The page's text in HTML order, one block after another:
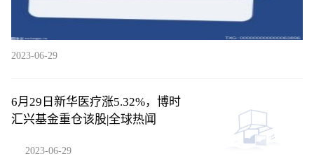
2023-06-29
6月29日新华医疗涨5.32%，博时
汇兴基金重仓该股|全球热闻
2023-06-29